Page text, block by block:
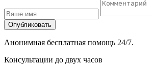
Опубликовать
Анонимная бесплатная помощь 24/7.
Консультации до двух часов